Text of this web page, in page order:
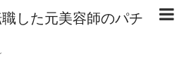
した元美容師のパチ